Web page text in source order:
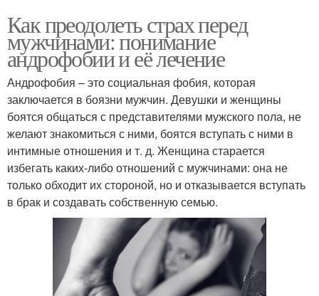
Как преодолеть страх перед
мужчинами: понимание
андрофобии и её лечение
Андрофобия – это социальная фобия, которая
заключается в боязни мужчин. Девушки и женщины
боятся общаться с представителями мужского пола, не
желают знакомиться с ними, боятся вступать с ними в
интимные отношения и т. д. Женщина старается
избегать каких-либо отношений с мужчинами: она не
только обходит их стороной, но и отказывается вступать
в брак и создавать собственную семью.